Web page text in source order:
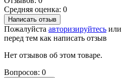
Средняя оценка: 0
Написать отзыв
Пожалуйста авторизируйтесь или
перед тем как написать отзыв
Нет отзывов об этом товаре.
Вопросов: 0